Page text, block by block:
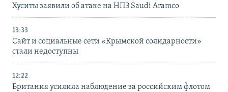
Хуситы заявили об атаке на НПЗ Saudi Aramco
13:33
Сайт и социальные сети «Крымской солидарности»
стали недоступны
12:22
Британия усилила наблюдение за российским флотом